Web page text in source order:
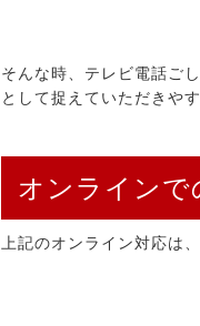
そんな時、テレビ電話ご
として捉えていただきや
オンラインで
上記のオンライン対応は